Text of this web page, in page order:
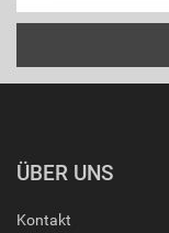
ÜBER UNS
Kontakt